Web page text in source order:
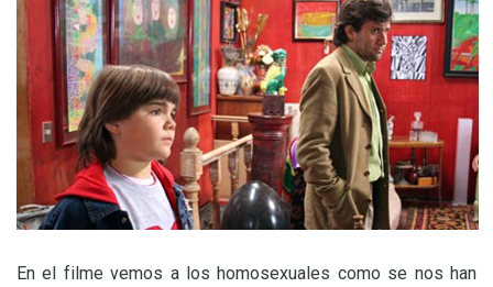
En el filme vemos a los homosexuales como se nos han